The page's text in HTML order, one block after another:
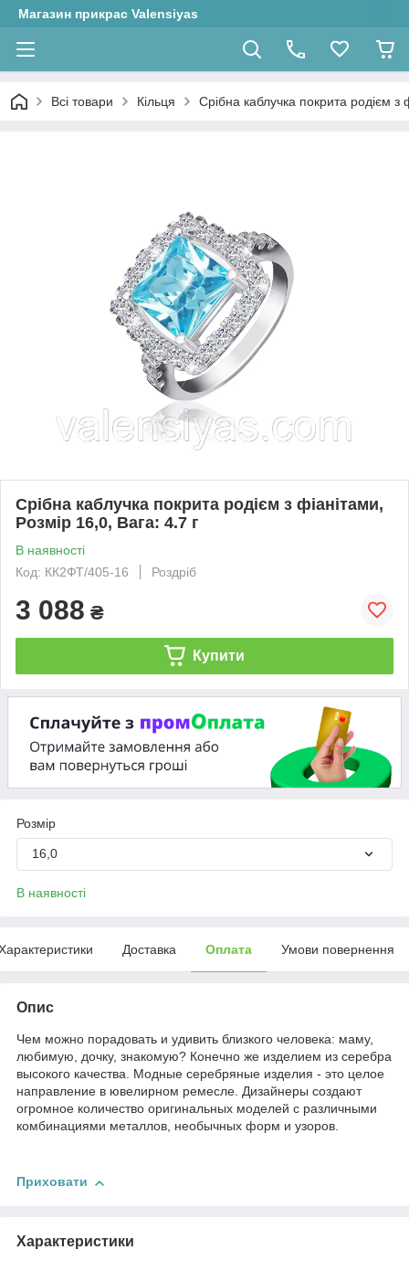
Магазин прикрас Valensiyas
Всі товари Кільця Срібна каблучка покрита родієм з
Срібна каблучка покрита родієм з фіанітами,
Розмір 16,0, Вага: 4.7 г
В наявності
Код: КК2ФТ/405-16
Роздріб
3 088 ₴
Купити
Розмір
16,0
В наявності
Доставка Оплата Умови повернення
Опис
Чем можно порадовать и удивить близкого человека: маму,
любимую, дочку, знакомую? Конечно же изделием из серебра
высокого качества. Модные серебряные изделия - это целое
направление в ювелирном ремесле. Дизайнеры создают
огромное количество оригинальных моделей с различными
комбинациями металлов, необычных форм и узоров.
Приховати
Характеристики